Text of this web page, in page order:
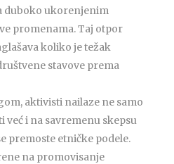
duboko ukorenjenim
promenama. Taj otpor
koliko je težak
stavove prema
aktivisti nailaze ne samo
već i na savremenu skepsu
premoste etničke podele.
na promovisanje